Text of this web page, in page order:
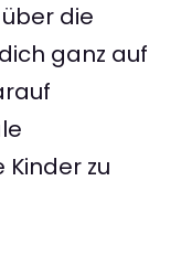
die
ganz auf
zu